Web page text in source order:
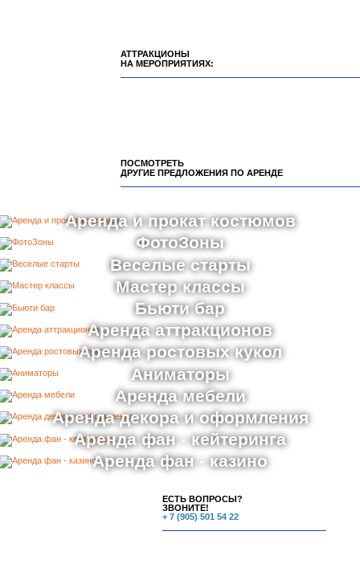
АТТРАКЦИОНЫ
НА МЕРОПРИЯТИЯХ:
ПОСМОТРЕТЬ
ДРУГИЕ ПРЕДЛОЖЕНИЯ ПО АРЕНДЕ
Аренда и прокат костюмов
ФотоЗоны
Веселые старты
Мастер классы
Бьюти бар
Аренда аттракционов
Аренда ростовых кукол
Аниматоры
Аренда мебели
Аренда декора и оформления
Аренда фан - кейтеринга
Аренда фан - казино
ЕСТЬ ВОПРОСЫ?
ЗВОНИТЕ!
+ 7 (905) 501 54 22